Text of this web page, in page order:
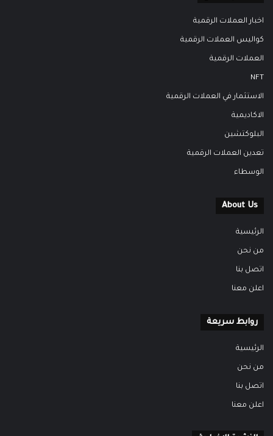
اخبار العملات الرقمية
كواليس العملات الرقمية
العملات الرقمية
NFT
الاستثمار في العملات الرقمية
الاكاديمية
البلوكتشين
تعدين العملات الرقمية
الوسطاء
About Us
الرئيسية
من نحن
اتصل بنا
اعلن معنا
روابط سريعة
الرئيسية
من نحن
اتصل بنا
اعلن معنا